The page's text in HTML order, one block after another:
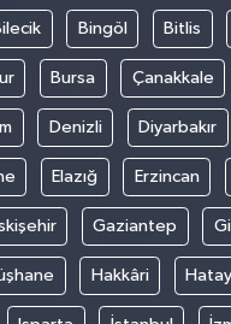
Bingöl Bitlis
Bursa Çanakkale
Denizli Diyarbakır
Elazığ Erzincan
Gaziantep
Hakkâri Hatay